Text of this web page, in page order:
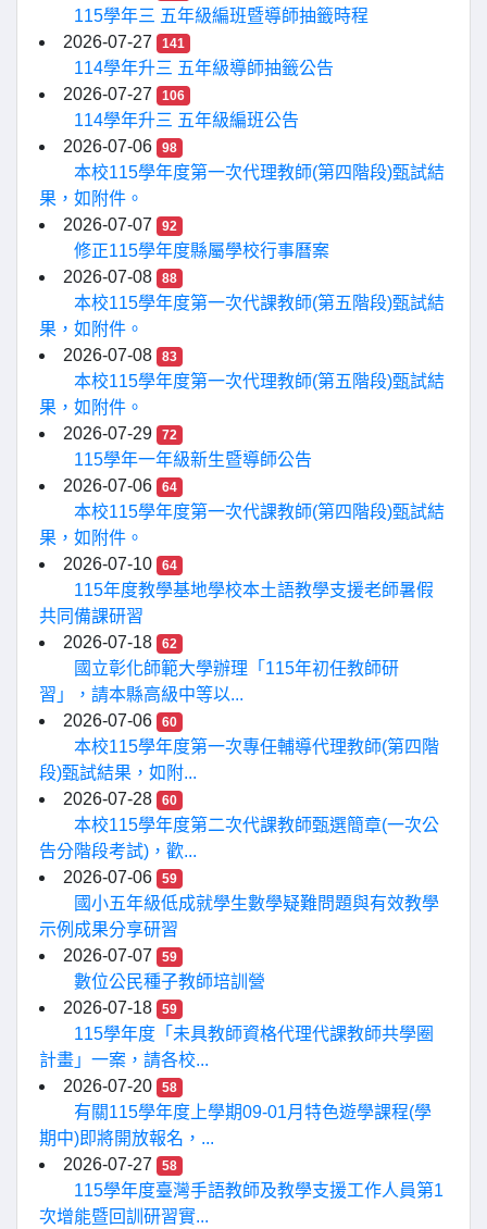
115學年三 五年級編班暨導師抽籤時程
2026-07-27
141
114學年升三 五年級導師抽籤公告
2026-07-27
106
114學年升三 五年級編班公告
2026-07-06
98
本校115學年度第一次代理教師(第四階段)甄試結
果，如附件。
2026-07-07
92
修正115學年度縣屬學校行事曆案
2026-07-08
88
本校115學年度第一次代課教師(第五階段)甄試結
果，如附件。
2026-07-08
83
本校115學年度第一次代理教師(第五階段)甄試結
果，如附件。
2026-07-29
72
115學年一年級新生暨導師公告
2026-07-06
64
本校115學年度第一次代課教師(第四階段)甄試結
果，如附件。
2026-07-10
64
115年度教學基地學校本土語教學支援老師暑假
共同備課研習
2026-07-18
62
國立彰化師範大學辦理「115年初任教師研
習」，請本縣高級中等以...
2026-07-06
60
本校115學年度第一次專任輔導代理教師(第四階
段)甄試結果，如附...
2026-07-28
60
本校115學年度第二次代課教師甄選簡章(一次公
告分階段考試)，歡...
2026-07-06
59
國小五年級低成就學生數學疑難問題與有效教學
示例成果分享研習
2026-07-07
59
數位公民種子教師培訓營
2026-07-18
59
115學年度「未具教師資格代理代課教師共學圈
計畫」一案，請各校...
2026-07-20
58
有關115學年度上學期09-01月特色遊學課程(學
期中)即將開放報名，...
2026-07-27
58
115學年度臺灣手語教師及教學支援工作人員第1
次增能暨回訓研習實...